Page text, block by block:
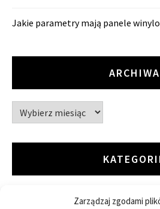
Zarządzaj zgodami
Jakie parametry mają panele
ARCHIWA
Archiwa
ARTYKUŁ SPONSOROWANY